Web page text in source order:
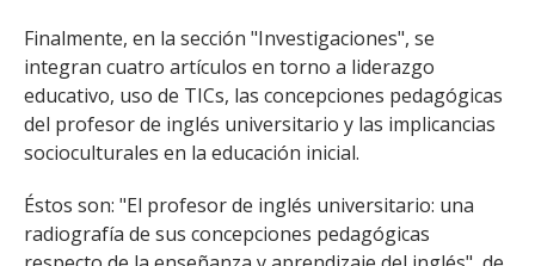
Finalmente, en la sección "Investigaciones", se
integran cuatro artículos en torno a liderazgo
educativo, uso de TICs, las concepciones pedagógicas
del profesor de inglés universitario y las implicancias
socioculturales en la educación inicial.
Éstos son: "El profesor de inglés universitario: una
radiografía de sus concepciones pedagógicas